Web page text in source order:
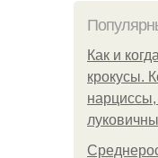
Как и
крокусы.
нарциссы,